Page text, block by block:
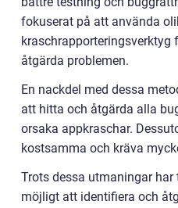
fokuserat på att använda
kraschrapporteringsverktyg
åtgärda problemen.
En nackdel med dessa
att hitta och åtgärda alla
orsaka appkraschar.
kostsamma och kräva
Trots dessa utmaningar
möjligt att identifiera och